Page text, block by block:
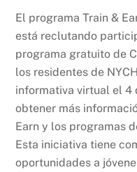
El programa Train &
está reclutando
programa gratuito de
los residentes de
informativa virtual el 4
obtener más
Earn y los programas
Esta iniciativa tiene
oportunidades a